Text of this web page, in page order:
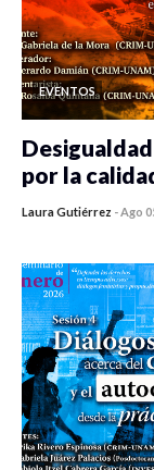
EVENTOS
por la
Laura Gutiérrez -Ago